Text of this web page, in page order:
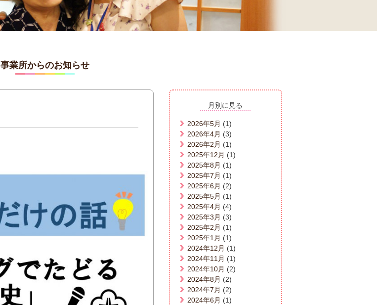
事業所からのお知らせ
月別に見る
2026年5月 (1)
2026年4月 (3)
2026年2月 (1)
2025年12月 (1)
2025年8月 (1)
2025年7月 (1)
2025年6月 (2)
2025年5月 (1)
2025年4月 (4)
2025年3月 (3)
2025年2月 (1)
2025年1月 (1)
2024年12月 (1)
2024年11月 (1)
2024年10月 (2)
2024年8月 (2)
2024年7月 (2)
2024年6月 (1)